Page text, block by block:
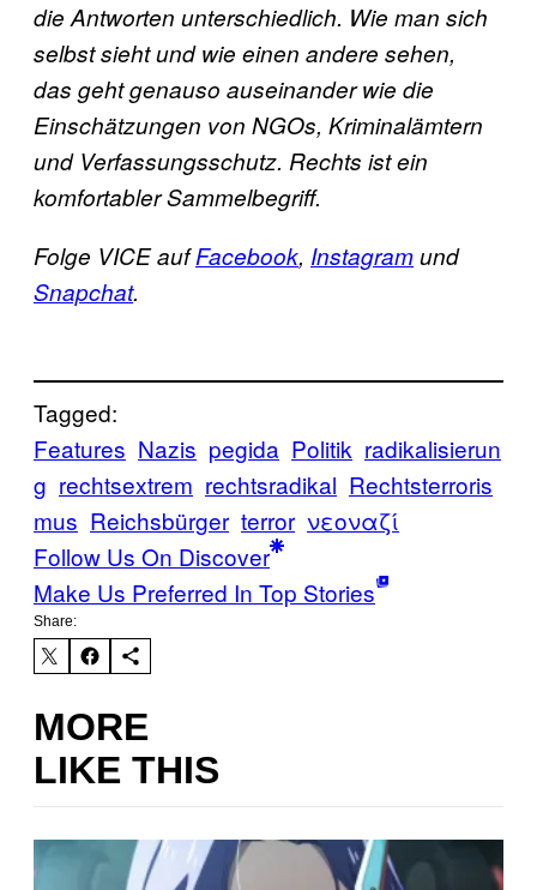
die Antworten unterschiedlich. Wie man sich
selbst sieht und wie einen andere sehen,
das geht genauso auseinander wie die
Einschätzungen von NGOs, Kriminalämtern
und Verfassungsschutz. Rechts ist ein
komfortabler Sammelbegriff.
Folge VICE aufFacebook, Instagramund
Snapchat.
Tagged:
Features Nazis pegida Politik radikalisierun
g rechtsextrem rechtsradikal Rechtsterroris
mus Reichsbürger terror νεοναζί
Follow Us On Discover
Make Us Preferred In Top Stories
Share:
MORE
LIKE THIS